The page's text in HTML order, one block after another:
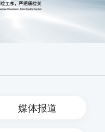
媒体报道